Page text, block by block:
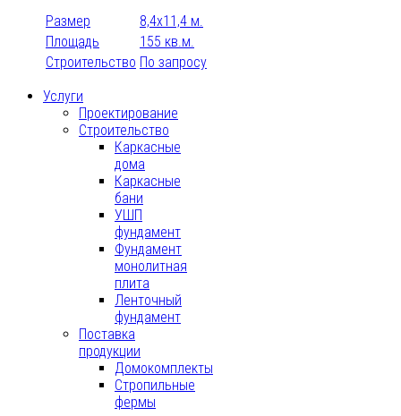
Размер
8,4х11,4 м.
Площадь
155 кв.м.
Строительство По запросу
Услуги
Проектирование
Строительство
Каркасные
дома
Каркасные
бани
УШП
фундамент
Фундамент
монолитная
плита
Ленточный
фундамент
Поставка
продукции
Домокомплекты
Стропильные
фермы